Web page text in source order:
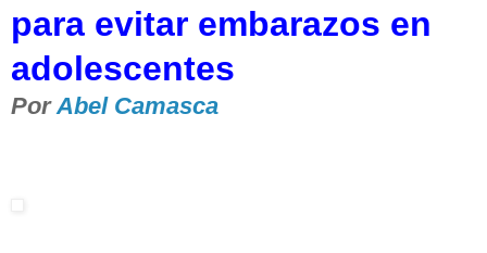
para evitar embarazos en
adolescentes
PorAbel Camasca